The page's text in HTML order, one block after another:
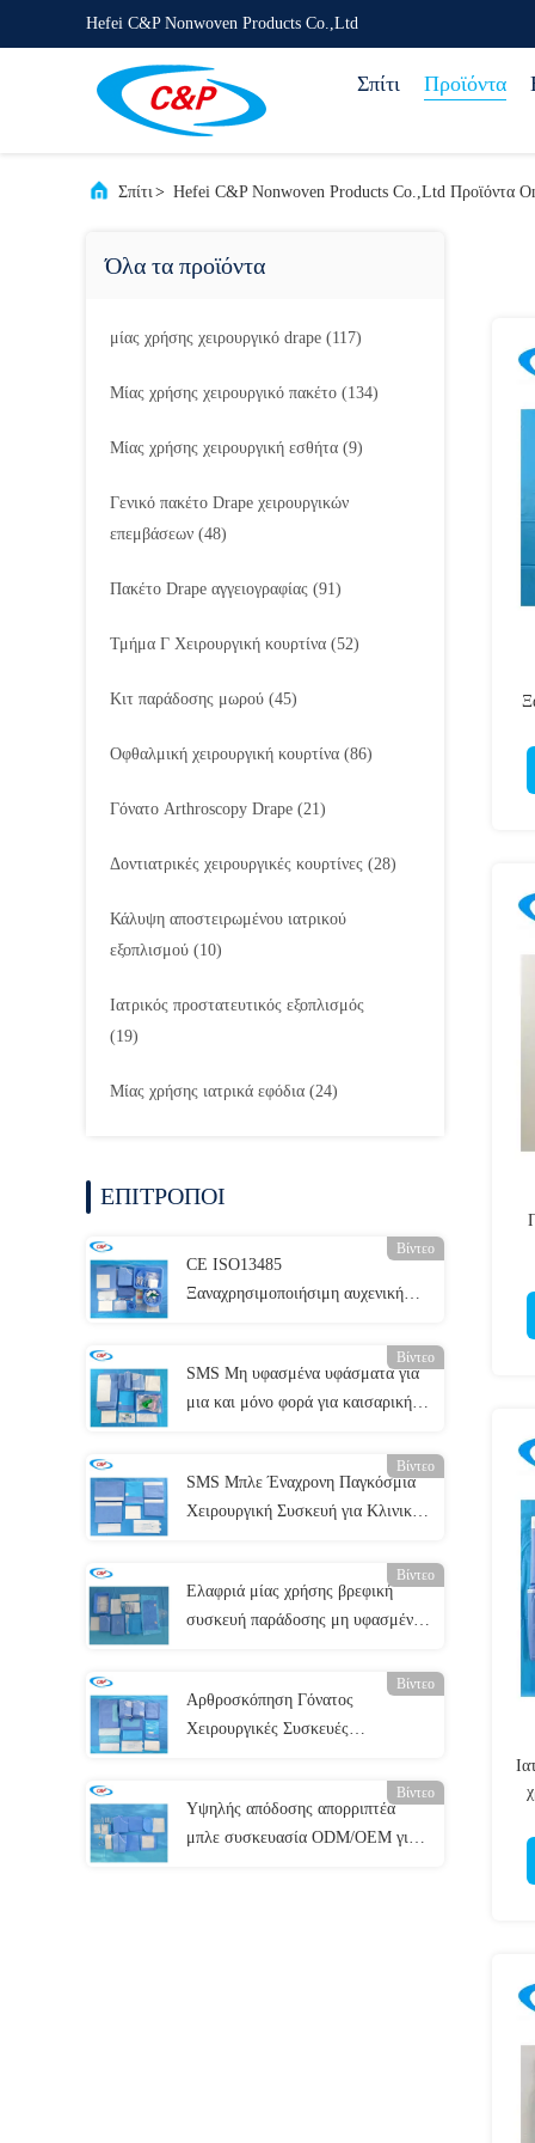
Hefei C&P Nonwoven Products Co.,Ltd
Σπίτι Προϊόντα
Σπίτι> Hefei C&P Nonwoven Products Co.,Ltd Προϊόντα
Όλα τα προϊόντα
μίας χρήσης χειρουργικό drape (117)
Μίας χρήσης χειρουργικό πακέτο (134)
Μίας χρήσης χειρουργική εσθήτα (9)
Γενικό πακέτο Drape χειρουργικών
επεμβάσεων (48)
Πακέτο Drape αγγειογραφίας (91)
Τμήμα Γ Χειρουργική κουρτίνα (52)
Κιτ παράδοσης μωρού (45)
Οφθαλμική χειρουργική κουρτίνα (86)
Γόνατο Arthroscopy Drape (21)
Δοντιατρικές χειρουργικές κουρτίνες (28)
Κάλυψη αποστειρωμένου ιατρικού
εξοπλισμού (10)
Ιατρικός προστατευτικός εξοπλισμός
(19)
Μίας χρήσης ιατρικά εφόδια (24)
ΕΠΙΤΡΟΠΟΙ
Βίντεο
CE ISO13485
Ξαναχρησιμοποιήσιμη αυχενική
Βίντεο
SMS Μη υφασμένα υφάσματα για
μια και μόνο φορά για καισαρική
Βίντεο
SMS Μπλε Έναχρονη Παγκόσμια
Χειρουργική Συσκευή για Κλινική
Βίντεο
Ελαφριά μίας χρήσης βρεφική
συσκευή παράδοσης μη υφασμένου
Βίντεο
Αρθροσκόπηση Γόνατος
Χειρουργικές Συσκευές
Βίντεο
Υψηλής απόδοσης απορριπτέα
μπλε συσκευασία ODM/OEM για